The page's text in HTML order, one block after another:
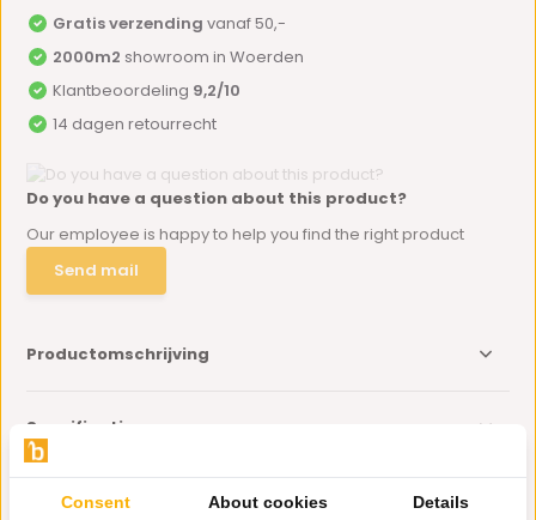
Gratis verzending vanaf 50,-
2000m2 showroom in Woerden
Klantbeoordeling 9,2/10
14 dagen retourrecht
Do you have a question about this product?
Our employee is happy to help you find the right product
Send mail
Productomschrijving
Specificaties
DelenConsent About cookies Details